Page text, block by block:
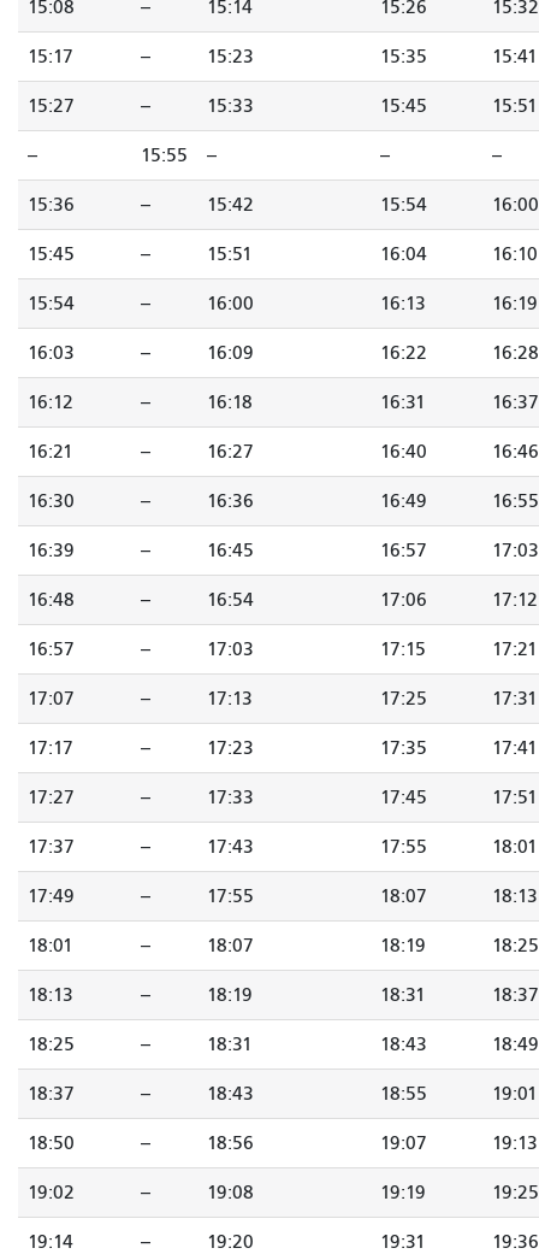
15:08 -- 15:14 15:26 15:32
15:17 -- 15:23 15:35 15:41
15:27 -- 15:33 15:45 15:51
-- 15:55 -- -- --
15:36 -- 15:42 15:54 16:00
15:45 -- 15:51 16:04 16:10
15:54 -- 16:00 16:13 16:19
16:03 -- 16:09 16:22 16:28
16:12 -- 16:18 16:31 16:37
16:21 -- 16:27 16:40 16:46
16:30 -- 16:36 16:49 16:55
16:39 -- 16:45 16:57 17:03
16:48 -- 16:54 17:06 17:12
16:57 -- 17:03 17:15 17:21
17:07 -- 17:13 17:25 17:31
17:17 -- 17:23 17:35 17:41
17:27 -- 17:33 17:45 17:51
17:37 -- 17:43 17:55 18:01
17:49 -- 17:55 18:07 18:13
18:01 -- 18:07 18:19 18:25
18:13 -- 18:19 18:31 18:37
18:25 -- 18:31 18:43 18:49
18:37 -- 18:43 18:55 19:01
18:50 -- 18:56 19:07 19:13
19:02 -- 19:08 19:19 19:25
19:14 -- 19:20 19:31 19:36